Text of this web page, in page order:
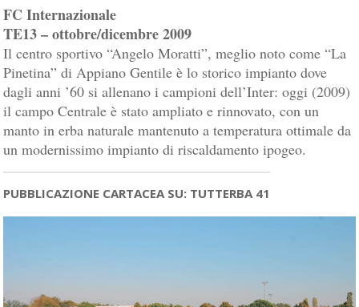
FC Internazionale
TE13 – ottobre/dicembre 2009
Il centro sportivo “Angelo Moratti”, meglio noto come “La
Pinetina” di Appiano Gentile è lo storico impianto dove
dagli anni ’60 si allenano i campioni dell’Inter: oggi (2009)
il campo Centrale è stato ampliato e rinnovato, con un
manto in erba naturale mantenuto a temperatura ottimale da
un modernissimo impianto di riscaldamento ipogeo.
PUBBLICAZIONE CARTACEA SU: TUTTERBA 41